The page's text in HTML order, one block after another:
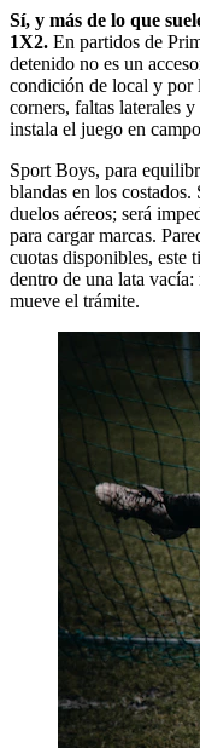
Sí, y más de lo que
1X2. En partidos de
detenido no es un
condición de local y por
corners, faltas laterales
instala el juego en
Sport Boys, para
blandas en los
duelos aéreos; será
para cargar marcas.
cuotas disponibles, este
dentro de una lata
mueve el trámite.